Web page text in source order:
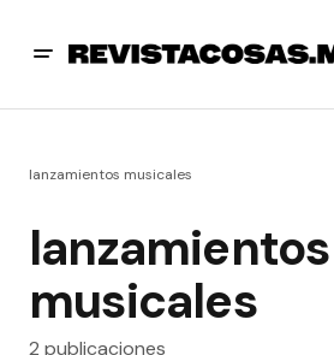
lanzamientos musicales
lanzamientos
musicales
2 publicaciones